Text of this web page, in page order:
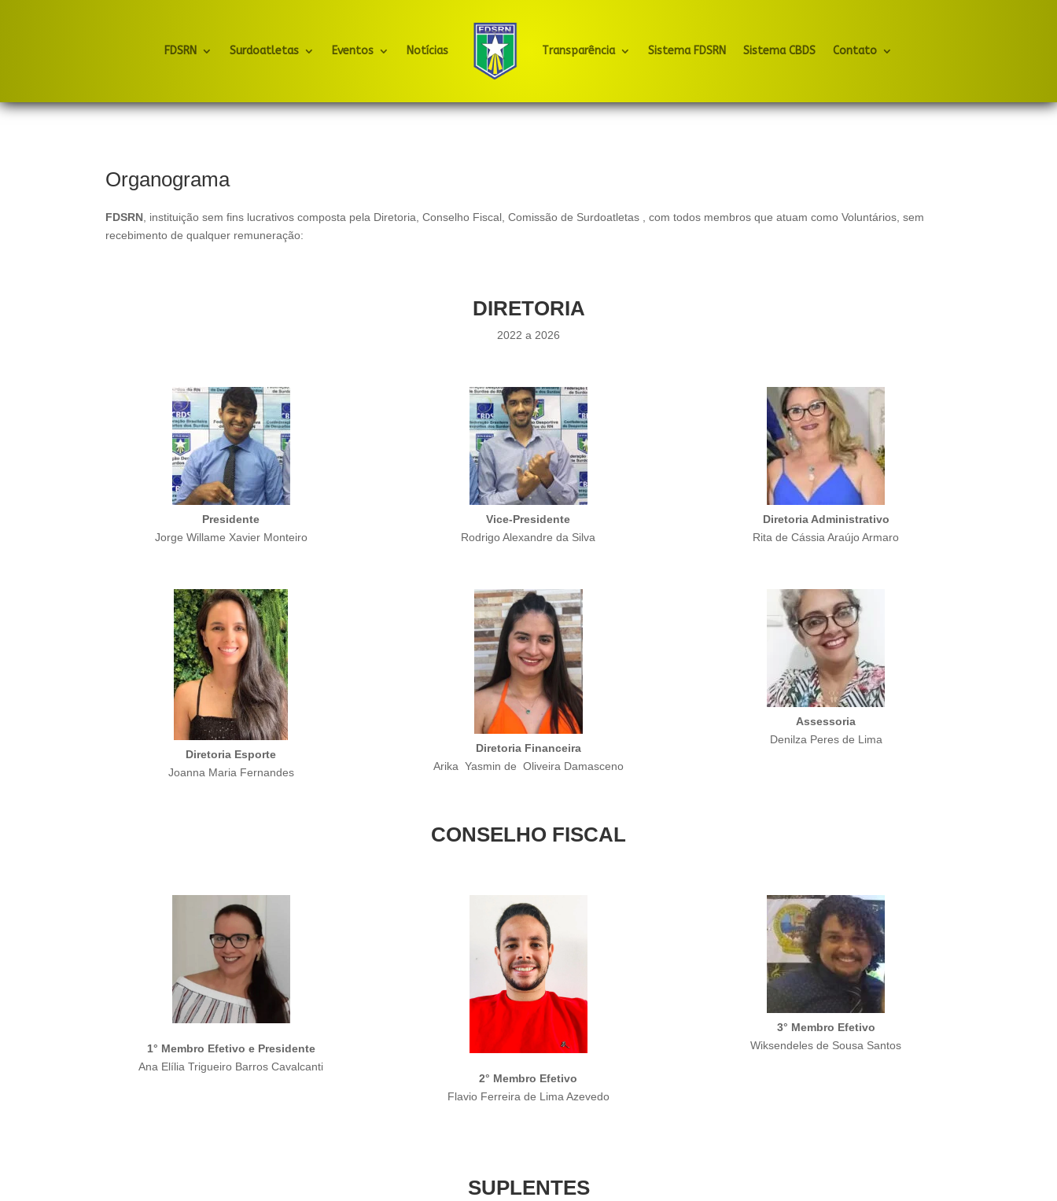
FDSRN Surdoatletas Eventos Notícias Transparência Sistema FDSRN Sistema CBDS Contato
Organograma
FDSRN, instituição sem fins lucrativos composta pela Diretoria, Conselho Fiscal, Comissão de Surdoatletas , com todos membros que atuam como Voluntários, sem
recebimento de qualquer remuneração:
DIRETORIA
2022 a 2026
Presidente
Jorge Willame Xavier Monteiro
Vice-Presidente
Rodrigo Alexandre da Silva
Diretoria Administrativo
Rita de Cássia Araújo Armaro
Diretoria Esporte
Joanna Maria Fernandes
Diretoria Financeira
Arika Yasmin de Oliveira Damasceno
Assessoria
Denilza Peres de Lima
CONSELHO FISCAL
1° Membro Efetivo e Presidente
Ana Elília Trigueiro Barros Cavalcanti
2° Membro Efetivo
Flavio Ferreira de Lima Azevedo
3° Membro Efetivo
Wiksendeles de Sousa Santos
SUPLENTES